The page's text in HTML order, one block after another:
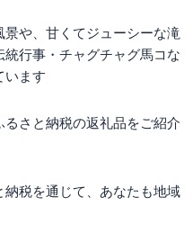
や、甘くてジューシーな滝
行事・チャグチャグ馬コな
います
さと納税の返礼品をご紹介
税を通じて、あなたも地域